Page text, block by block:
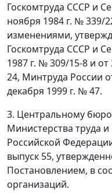
Госкомтруда СССР и
ноября 1984 г. № 339/
изменениями,
Госкомтруда СССР и
1987 г. № 309/15-8 и
24, Минтруда России
декабря 1999 г. № 47.
3. Центральному
Министерства труда
Российской
выпуск 55,
Постановлением, в
организаций.